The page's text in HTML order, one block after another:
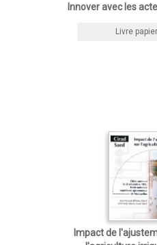
Innover avec les
Livre papier
Impact de